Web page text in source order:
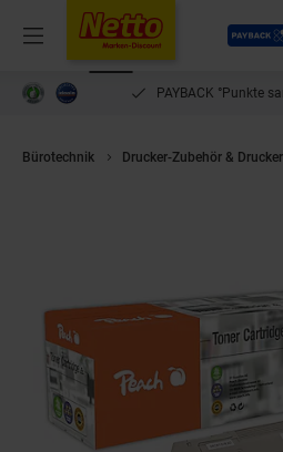
Menü
Payback
PAYBACK °Punkte
Bürotechnik Drucker-Zubehör &